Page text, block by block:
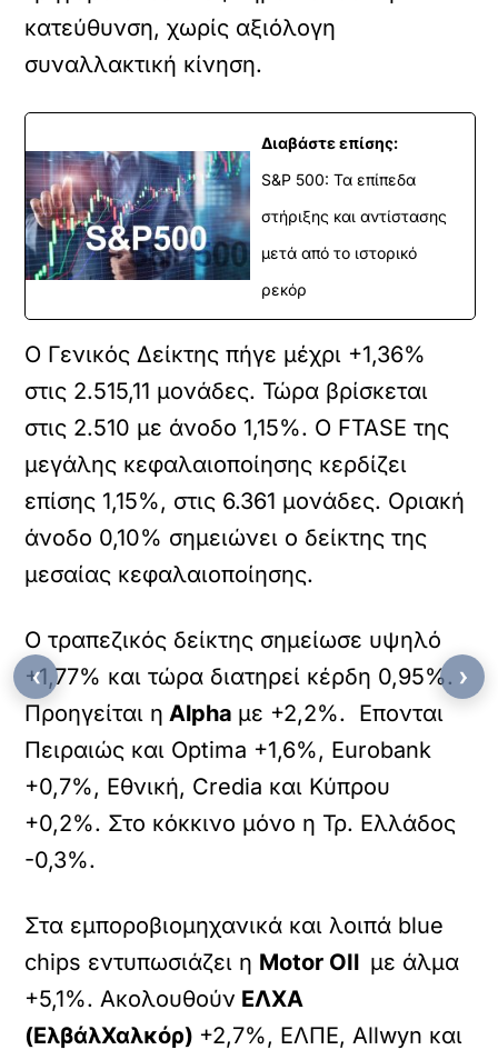
κατεύθυνση, χωρίς αξιόλογη
συναλλακτική κίνηση.
Διαβάστε επίσης:
S&P 500: Τα επίπεδα
στήριξης και αντίστασης
μετά από το ιστορικό
ρεκόρ
Ο Γενικός Δείκτης πήγε μέχρι +1,36%
στις 2.515,11 μονάδες. Τώρα βρίσκεται
στις 2.510 με άνοδο 1,15%. Ο FTASE της
μεγάλης κεφαλαιοποίησης κερδίζει
επίσης 1,15%, στις 6.361 μονάδες. Οριακή
άνοδο 0,10% σημειώνει ο δείκτης της
μεσαίας κεφαλαιοποίησης.
Ο τραπεζικός δείκτης σημείωσε υψηλό
+1,77% και τώρα διατηρεί κέρδη 0,95%.
Προηγείται η Alpha με +2,2%. Επονται
Πειραιώς και Optima +1,6%, Eurobank
+0,7%, Εθνική, Credia και Κύπρου
+0,2%. Στο κόκκινο μόνο η Τρ. Ελλάδος
-0,3%.
Στα εμποροβιομηχανικά και λοιπά blue
chips εντυπωσιάζει η Motor OIl με άλμα
+5,1%. Ακολουθούν ΕΛΧΑ
(ΕλβάλΧαλκόρ) +2,7%, ΕΛΠΕ, Allwyn και
‹ ›